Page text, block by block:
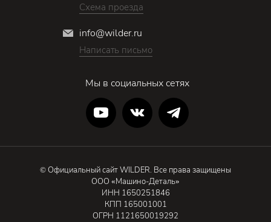
Схема проезда
info@wilder.ru
Написать письмо
Мы в социальных сетях
© Официальный сайт WILDER. Все права защищены
ООО «Машино-Деталь»
ИНН 1650251846
КПП 165001001
ОГРН 1121650019292